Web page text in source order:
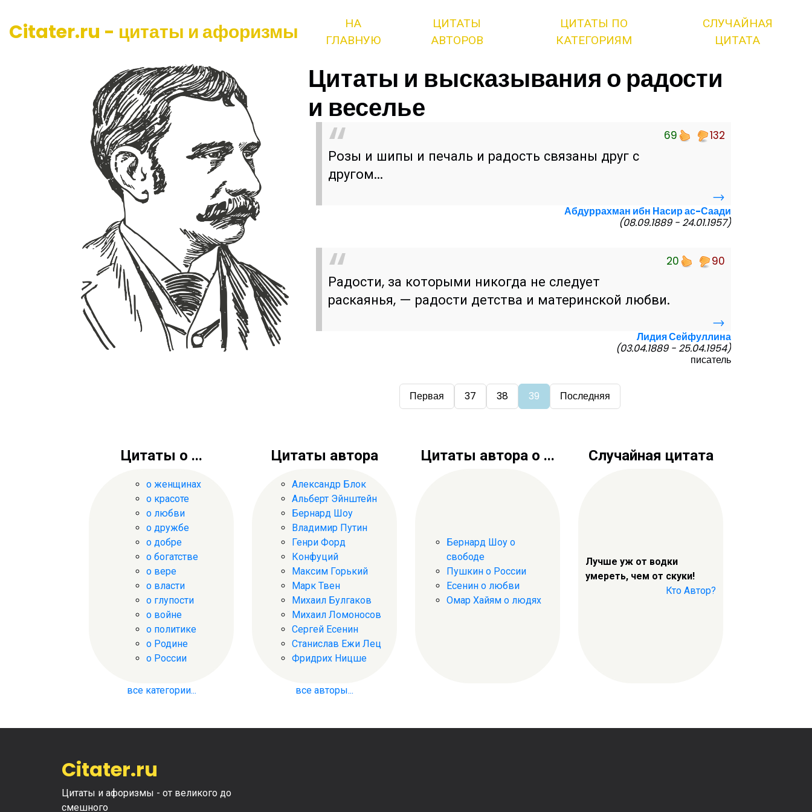
Citater.ru - цитаты и афоризмы
НА
ГЛАВНУЮ
ЦИТАТЫ
АВТОРОВ
ЦИТАТЫ ПО
КАТЕГОРИЯМ
СЛУЧАЙНАЯ
ЦИТАТА
Цитаты и высказывания о радости
и веселье
69 132
Розы и шипы и печаль и радость связаны друг с
другом...
→
Абдуррахман ибн Насир ас-Саади
(08.09.1889 - 24.01.1957)
20 90
Радости, за которыми никогда не следует
раскаянья, — радости детства и материнской любви.
→
Лидия Сейфуллина
(03.04.1889 - 25.04.1954)
писатель
Первая 37 38 39 Последняя
Цитаты о ...
о женщинах
о красоте
о любви
о дружбе
о добре
о богатстве
о вере
о власти
о глупости
о войне
о политике
о Родине
о России
все категории...
Цитаты автора
Александр Блок
Альберт Эйнштейн
Бернард Шоу
Владимир Путин
Генри Форд
Конфуций
Максим Горький
Марк Твен
Михаил Булгаков
Михаил Ломоносов
Сергей Есенин
Станислав Ежи Лец
Фридрих Ницше
все авторы...
Цитаты автора о ...
Бернард Шоу о
свободе
Пушкин о России
Есенин о любви
Омар Хайям о людях
Случайная цитата
Лучше уж от водки
умереть, чем от скуки!
Кто Автор?
Citater.ru
Цитаты и афоризмы - от великого до
смешного